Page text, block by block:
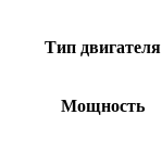
Тип двигателя
Мощность